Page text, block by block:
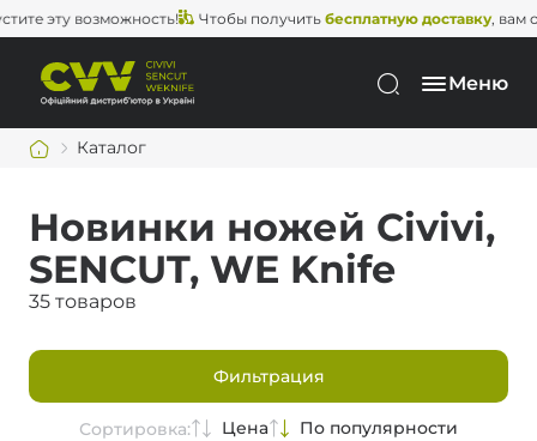
возможность! Чтобы получитьбесплатную доставку, вам
Меню
Каталог
Новинки ножей Civivi,
SENCUT, WE Knife
35 товаров
Фильтрация
Сортировка: Цена
По популярности